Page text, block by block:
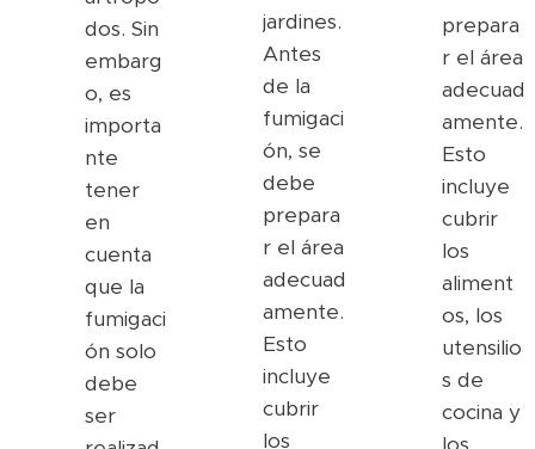
dos. Sin
embarg
o, es
importa
nte
tener
en
cuenta
que la
fumigaci
ón solo
debe
ser
jardines.
Antes
de la
fumigaci
ón, se
debe
prepara
r el área
adecuad
amente.
Esto
incluye
cubrir
los
prepara
r el área
adecuad
amente.
Esto
incluye
cubrir
los
aliment
os, los
utensilio
s de
cocina y